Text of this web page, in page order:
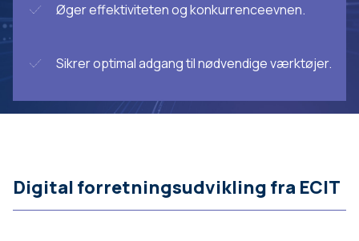
Øger effektiviteten og konkurrenceevnen.
Sikrer optimal adgang til nødvendige værktøjer.
Digital forretningsudvikling fra ECIT